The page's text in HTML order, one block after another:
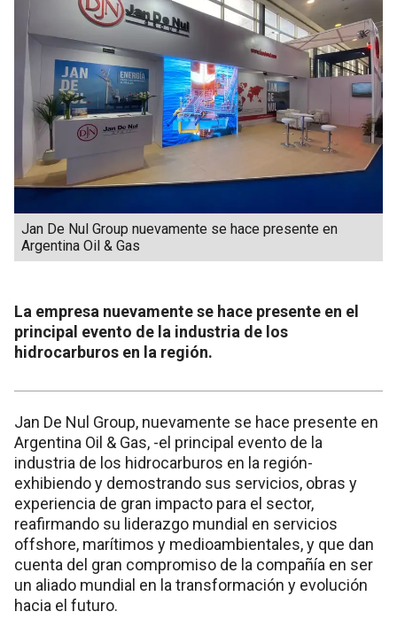
Jan De Nul Group nuevamente se hace presente en
Argentina Oil & Gas
La empresa nuevamente se hace presente en el
principal evento de la industria de los
hidrocarburos en la región.
Jan De Nul Group, nuevamente se hace presente en
Argentina Oil & Gas, -el principal evento de la
industria de los hidrocarburos en la región-
exhibiendo y demostrando sus servicios, obras y
experiencia de gran impacto para el sector,
reafirmando su liderazgo mundial en servicios
offshore, marítimos y medioambientales, y que dan
cuenta del gran compromiso de la compañía en ser
un aliado mundial en la transformación y evolución
hacia el futuro.